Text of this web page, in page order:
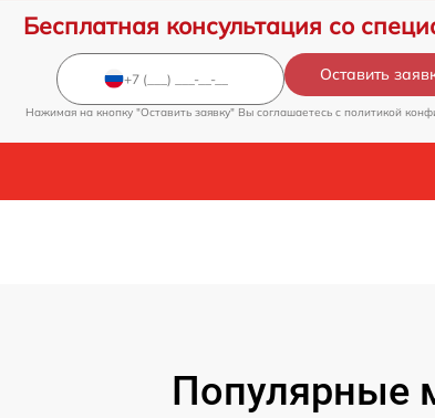
Бесплатная консультация со
Оставить
Нажимая на кнопку "Оставить заявку" Вы соглашаетесь c политикой
Популярные